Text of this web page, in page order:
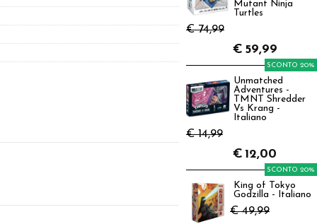
Mutant Ninja
Turtles
€ 74,99
€ 59,99
Unmatched
Adventures -
TMNT Shredder
Vs Krang -
Italiano
€ 14,99
SCONTO 20%
€ 12,00
King of Tokyo
Godzilla - Italiano
€ 49,99
SCONTO 20%